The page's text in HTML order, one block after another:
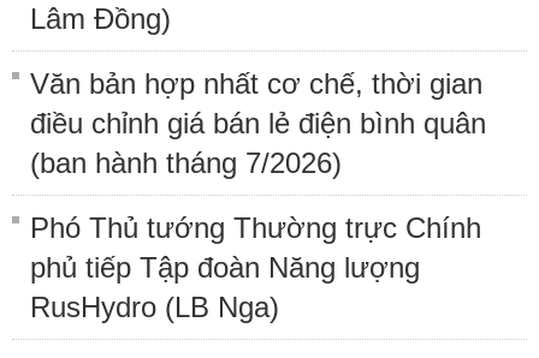
Lâm Đồng)
Văn bản hợp nhất cơ chế, thời gian
điều chỉnh giá bán lẻ điện bình quân
(ban hành tháng 7/2026)
Phó Thủ tướng Thường trực Chính
phủ tiếp Tập đoàn Năng lượng
RusHydro (LB Nga)